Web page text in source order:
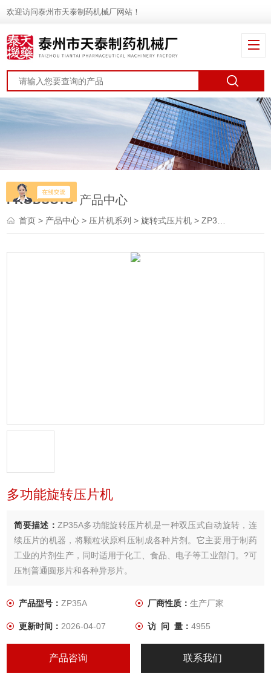
欢迎访问泰州市天泰制药机械厂网站！
PRODUCTS 产品中心
首页> 产品中心 > 压片机系列 >旋转式压片机 > ZP35A多功能旋转压片机
多功能旋转压片机
简要描述： ZP35A多功能旋转压片机是一种双压式自动旋转，连
续压片的机器，将颗粒状原料压制成各种片剂。它主要用于制药
工业的片剂生产，同时适用于化工、食品、电子等工业部门。?可
压制普通圆形片和各种异形片。
产品型号：ZP35A 厂商性质： 生产厂家
更新时间：2026-04-07 访 问 量： 4955
产品咨询 联系我们